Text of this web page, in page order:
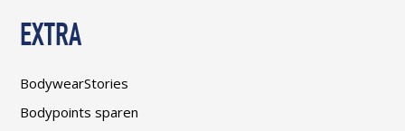
EXTRA
BodywearStories
Bodypoints sparen